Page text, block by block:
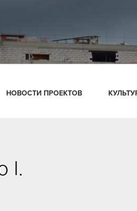
НОВОСТИ ПРОЕКТОВ
I.